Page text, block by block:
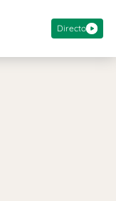
Directo